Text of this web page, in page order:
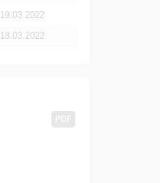
19.03.2022
18.03.2022
PDF